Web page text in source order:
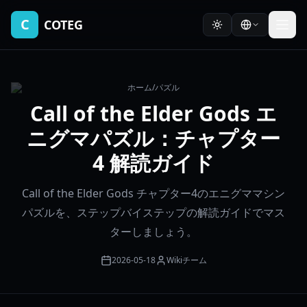
C COTEG
ホーム/パズル
Call of the Elder Gods エ
ニグマパズル：チャプター
4 解読ガイド
Call of the Elder Gods チャプター4のエニグママシン
パズルを、ステップバイステップの解読ガイドでマス
ターしましょう。
2026-05-18 Wikiチーム